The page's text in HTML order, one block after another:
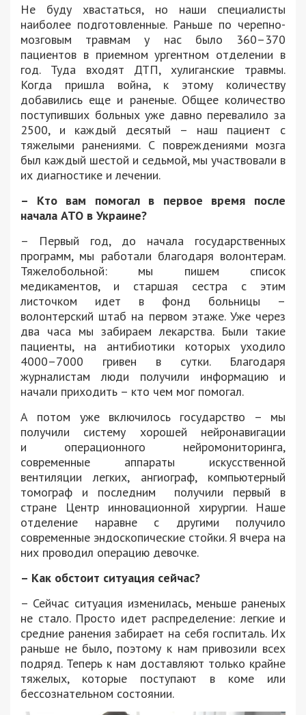
Не буду хвастаться, но наши специалисты
наиболее подготовленные. Раньше по черепно-
мозговым травмам у нас было 360–370
пациентов в приемном ургентном отделении в
год. Туда входят ДТП, хулиганские травмы.
Когда пришла война, к этому количеству
добавились еще и раненые. Общее количество
поступивших больных уже давно перевалило за
2500, и каждый десятый – наш пациент с
тяжелыми ранениями. С повреждениями мозга
был каждый шестой и седьмой, мы участвовали в
их диагностике и лечении.
– Кто вам помогал в первое время после
начала АТО в Украине?
– Первый год, до начала государственных
программ, мы работали благодаря волонтерам.
Тяжелобольной: мы пишем список
медикаментов, и старшая сестра с этим
листочком идет в фонд больницы –
волонтерский штаб на первом этаже. Уже через
два часа мы забираем лекарства. Были такие
пациенты, на антибиотики которых уходило
4000–7000 гривен в сутки. Благодаря
журналистам люди получили информацию и
начали приходить – кто чем мог помогал.
А потом уже включилось государство – мы
получили систему хорошей нейронавигации
и операционного нейромониторинга,
современные аппараты искусственной
вентиляции легких, ангиограф, компьютерный
томограф и последним получили первый в
стране Центр инновационной хирургии. Наше
отделение наравне с другими получило
современные эндоскопические стойки. Я вчера на
них проводил операцию девочке.
– Как обстоит ситуация сейчас?
– Сейчас ситуация изменилась, меньше раненых
не стало. Просто идет распределение: легкие и
средние ранения забирает на себя госпиталь. Их
раньше не было, поэтому к нам привозили всех
подряд. Теперь к нам доставляют только крайне
тяжелых, которые поступают в коме или
бессознательном состоянии.